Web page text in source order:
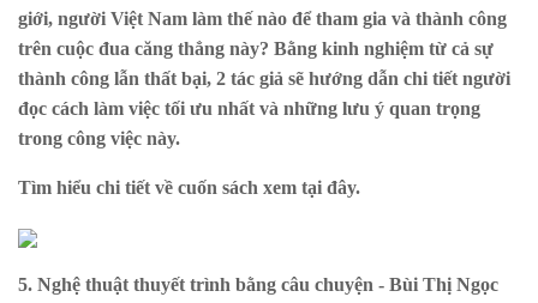
giới, người Việt Nam làm thế nào để tham gia và thành công
trên cuộc đua căng thẳng này? Bằng kinh nghiệm từ cả sự
thành công lẫn thất bại, 2 tác giả sẽ hướng dẫn chi tiết người
đọc cách làm việc tối ưu nhất và những lưu ý quan trọng
trong công việc này.
Tìm hiểu chi tiết về cuốn sách xem tại đây.
5. Nghệ thuật thuyết trình bằng câu chuyện - Bùi Thị Ngọc